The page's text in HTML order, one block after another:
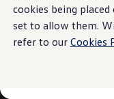
cookies being
set to allow them.
refer to our Cookies
陳列室及維修中心
關於 Volkswagen